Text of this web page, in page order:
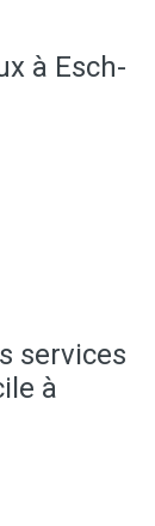
à Esch-
services
à